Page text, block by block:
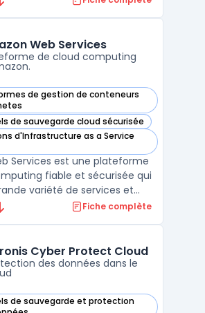
la gestion des données
un ...
Web Services
de cloud computing
de gestion de conteneurs
Web Services dans cette catégorie
de sauvegarde cloud sécurisée
Web Services dans cette catégorie
d'Infrastructure as a Service
Web Services dans cette catégorie
Services est une plateforme
fiable et sécurisée qui
variété de services et
aider les entreprises à gérer de
accéder à une gestion
...
Fiche complète
Cyber Protect Cloud
des données dans le
de sauvegarde et protection